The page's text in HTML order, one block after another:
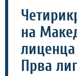
на
лиценца
Прва